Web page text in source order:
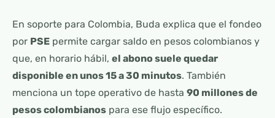
En soporte para Colombia, Buda explica que el fondeo
por PSE permite cargar saldo en pesos colombianos y
que, en horario hábil, el abono suele quedar
disponible en unos 15 a 30 minutos. También
menciona un tope operativo de hasta 90 millones de
pesos colombianos para ese flujo específico.